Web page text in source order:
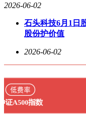
2026-06-02
石头科技6月1日
股份护价值
2026-06-02